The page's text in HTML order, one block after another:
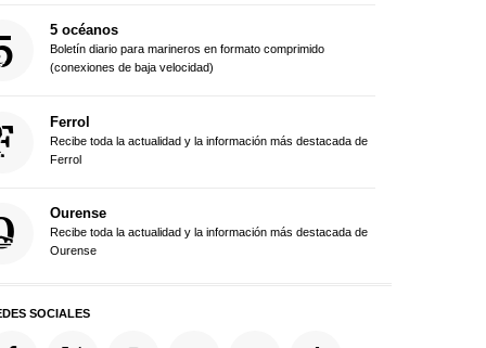
5 océanos
Boletín diario para marineros en formato comprimido
(conexiones de baja velocidad)
Ferrol
Recibe toda la actualidad y la información más destacada de
Ferrol
Ourense
Recibe toda la actualidad y la información más destacada de
Ourense
SOCIALES